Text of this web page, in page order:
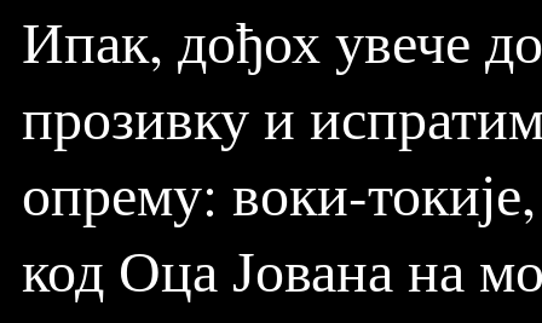
Ипак, дођох увече
прозивку и
опрему: воки-
код Оца Јована на